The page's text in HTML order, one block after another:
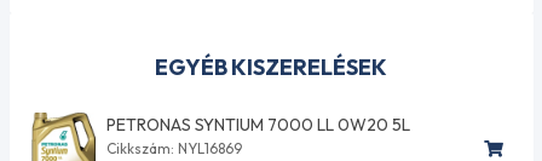
EGYÉB KISZERELÉSEK
PETRONAS SYNTIUM 7000 LL 0W20 5L
Cikkszám: NYL16869